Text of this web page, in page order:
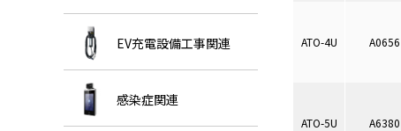
EV充電設備工事関連
感染症関連
ATO-4U A0656
ATO-5U A6380